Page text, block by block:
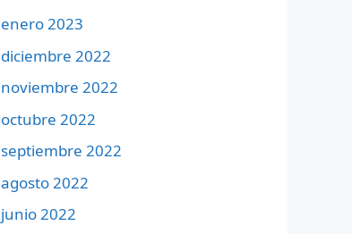
enero 2023
diciembre 2022
noviembre 2022
octubre 2022
septiembre 2022
agosto 2022
junio 2022